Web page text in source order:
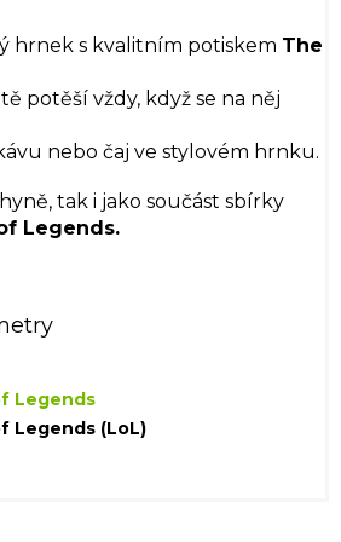
hrnek s kvalitním potiskem The
potěší vždy, když se na něj
nebo čaj ve stylovém hrnku.
tak i jako součást sbírky
Legends.
Legends
Legends (LoL)